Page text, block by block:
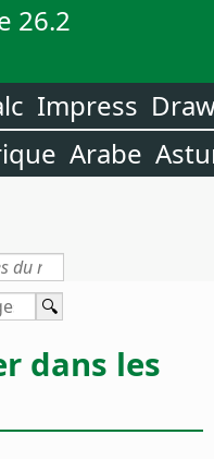
26.2
Impress
Arabe
dans les